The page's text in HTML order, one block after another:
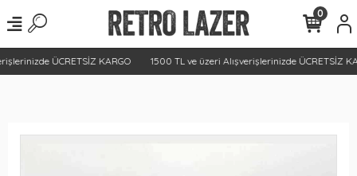
ÜCRETSİZ KARGO 1500 TL ve üzeri Alışverişlerinizde ÜCRETSİZ
0